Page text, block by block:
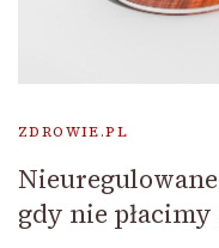
ZDROWIE.PL
gdy nie